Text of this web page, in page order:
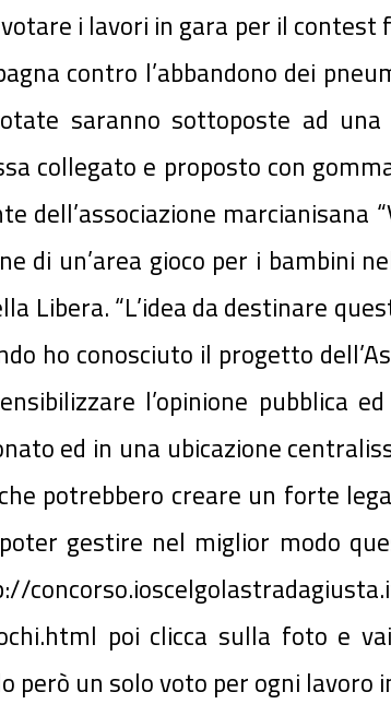
i lavori in gara per il
contro l’abbandono dei
saranno sottoposte ad
collegato e proposto con
dell’associazione marcianisana
di un’area gioco per i bambini
Libera. “L’idea da destinare
ho conosciuto il progetto
l’opinione pubblica
ed in una ubicazione
potrebbero creare un forte
gestire nel miglior modo
poi clicca sulla foto e
però un solo voto per ogni lavoro